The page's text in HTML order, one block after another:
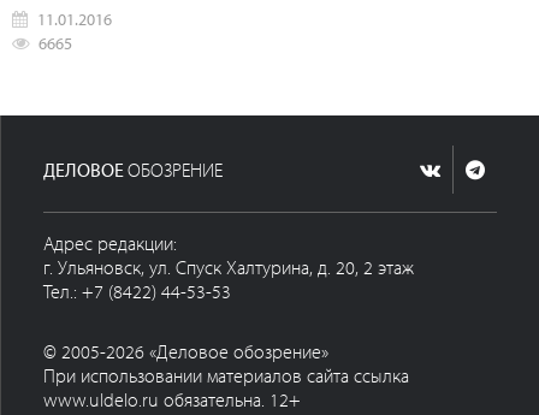
11.01.2016
6665
ДЕЛОВОЕ ОБОЗРЕНИЕ
Адрес редакции:
г. Ульяновск, ул. Спуск Халтурина, д. 20, 2 этаж
Тел.: +7 (8422) 44-53-53
© 2005-2026 «Деловое обозрение»
При использовании материалов сайта ссылка
www.uldelo.ru обязательна. 12+